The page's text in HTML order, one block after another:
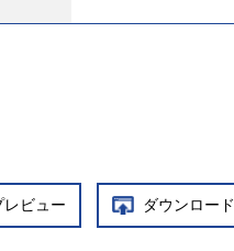
レビュー ダウンロード